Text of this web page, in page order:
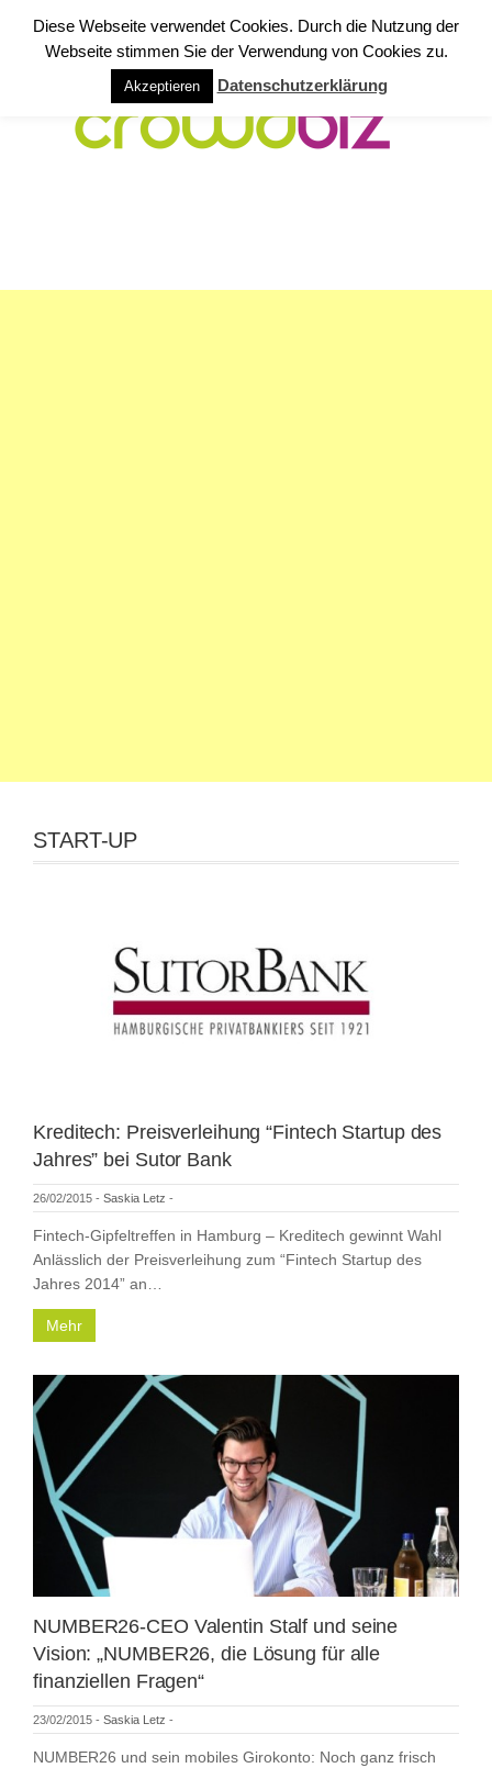
START-UP
Kreditech: Preisverleihung “Fintech Startup des
Jahres” bei Sutor Bank
26/02/2015 - Saskia Letz -
Fintech-Gipfeltreffen in Hamburg – Kreditech gewinnt Wahl
Anlässlich der Preisverleihung zum “Fintech Startup des
Jahres 2014” an…
Mehr
NUMBER26-CEO Valentin Stalf und seine
Vision: „NUMBER26, die Lösung für alle
finanziellen Fragen“
23/02/2015 - Saskia Letz -
NUMBER26 und sein mobiles Girokonto: Noch ganz frisch
Diese Webseite verwendet Cookies. Durch die Nutzung der
Webseite stimmen Sie der Verwendung von Cookies zu.
Akzeptieren Datenschutzerklärung